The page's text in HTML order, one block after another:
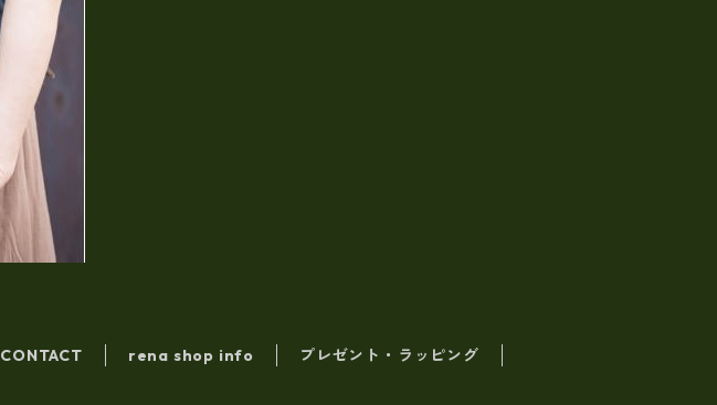
CONTACT rena shop info
プレゼント・ラッピング